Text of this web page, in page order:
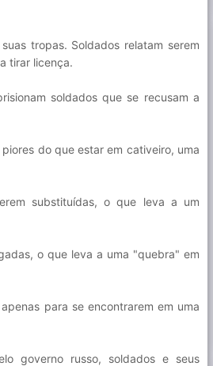
tropas. Soldados relatam serem
tirar licença.
soldados que se recusam a
do que estar em cativeiro, uma
substituídas, o que leva a um
o que leva a uma "quebra" em
para se encontrarem em uma
governo russo, soldados e seus